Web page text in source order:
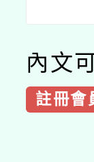
內文
註冊會